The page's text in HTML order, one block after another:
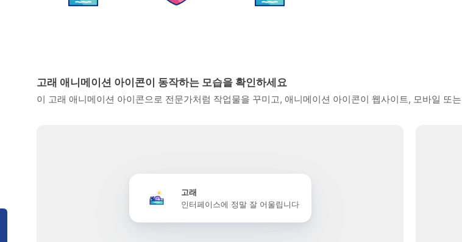
고래 애니메이션 아이콘이 동작하는 모습을 확인하세요
이 고래 애니메이션 아이콘으로 전문가처럼 작업물을 꾸미고, 애니메이션 아이콘이 웹사이트, 모바일 또
고래
인터페이스에 정말 잘 어울립니다